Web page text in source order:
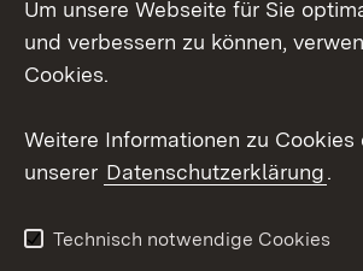
Social Wall
Barrierefreiheit
Um unsere Webseite für Sie
und verbessern zu können,
Cookies.
Weitere Informationen zu Cookies
unserer Datenschutzerklärung.
Technisch notwendige Cookies